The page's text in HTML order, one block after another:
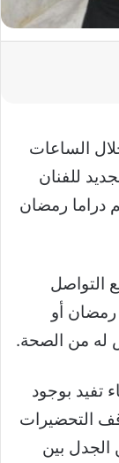
الساعات
للفنان
رمضان
التواصل
رمضان أو
له من الصحة.
تفيد بوجود
التحضيرات
الجدل بين